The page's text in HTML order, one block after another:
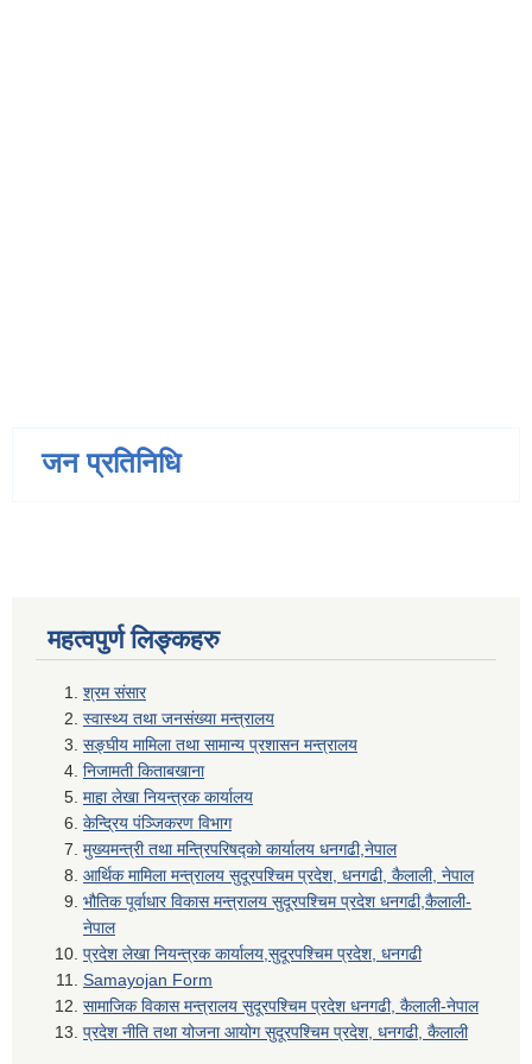
जन प्रतिनिधि
महत्वपुर्ण लिङ्कहरु
श्रम संसार
स्वास्थ्य तथा जनसंख्या मन्त्रालय
सङ्घीय मामिला तथा सामान्य प्रशासन मन्त्रालय
निजामती किताबखाना
माहा लेखा नियन्त्रक कार्यालय
केन्द्रिय पंञ्जिकरण विभाग
मुख्यमन्त्री तथा मन्त्रिपरिषद्को कार्यालय धनगढी,नेपाल
आर्थिक मामिला मन्त्रालय सुदूरपश्चिम प्रदेश, धनगढी, कैलाली, नेपाल
भौतिक पूर्वाधार विकास मन्त्रालय सुदूरपश्चिम प्रदेश धनगढी,कैलाली-
नेपाल
प्रदेश लेखा नियन्त्रक कार्यालय,सुदूरपश्चिम प्रदेश, धनगढी
Samayojan Form
सामाजिक विकास मन्त्रालय सुदूरपश्चिम प्रदेश धनगढी, कैलाली-नेपाल
प्रदेश नीति तथा योजना आयोग सुदूरपश्चिम प्रदेश, धनगढी, कैलाली